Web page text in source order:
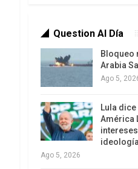
Question Al Día
Bloqueo
Arabia
Ago 5,
Lula
América
Ago 5, 2026